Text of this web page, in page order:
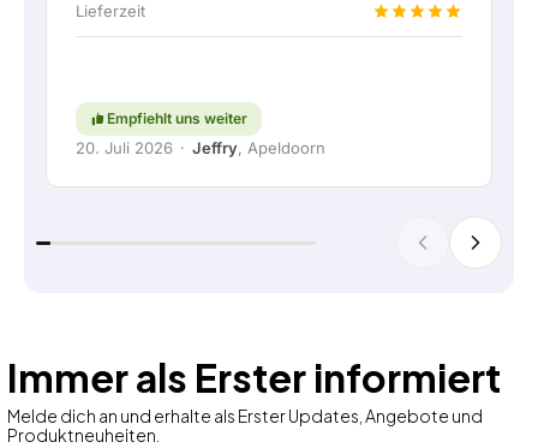
können. Natürlich absolut top. Kurzum: ein sehr
großgeschrieben werden. Weiter so!
Lieferzeit
Empfiehlt uns weiter
20. Juli 2026 · Jeffry, Apeldoorn
Immer als Erster informiert
Melde dich an und erhalte als Erster Updates, Angebote und
Produktneuheiten.